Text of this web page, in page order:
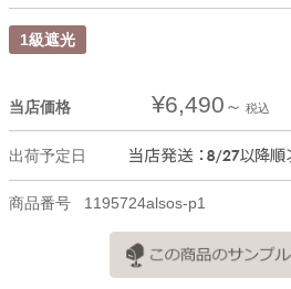
1級遮光
当店価格 ¥6,490 税込
出荷予定日
商品番号 1195724alsos-p1